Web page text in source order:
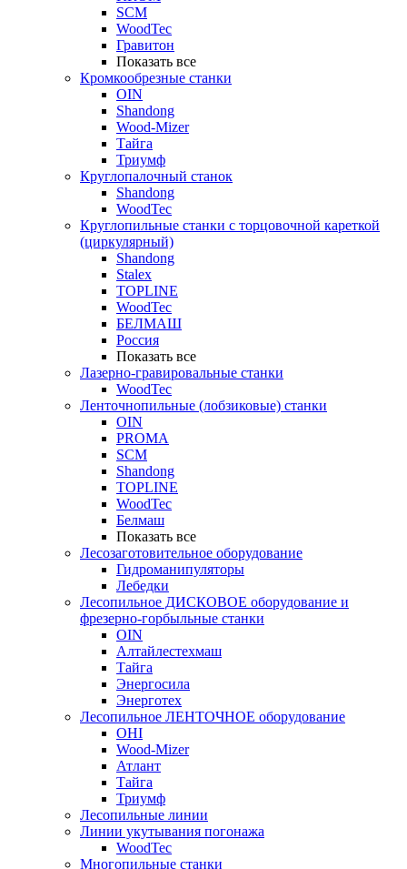
SCM
WoodTec
Гравитон
Показать все
Кромкообрезные станки
OIN
Shandong
Wood-Mizer
Тайга
Триумф
Круглопалочный станок
Shandong
WoodTec
Круглопильные станки с торцовочной кареткой
(циркулярный)
Shandong
Stalex
TOPLINE
WoodTec
БЕЛМАШ
Россия
Показать все
Лазерно-гравировальные станки
WoodTec
Ленточнопильные (лобзиковые) станки
OIN
PROMA
SCM
Shandong
TOPLINE
WoodTec
Белмаш
Показать все
Лесозаготовительное оборудование
Гидроманипуляторы
Лебедки
Лесопильное ДИСКОВОЕ оборудование и
фрезерно-горбыльные станки
OIN
Алтайлестехмаш
Тайга
Энергосила
Энерготех
Лесопильное ЛЕНТОЧНОЕ оборудование
OHI
Wood-Mizer
Атлант
Тайга
Триумф
Лесопильные линии
Линии укутывания погонажа
WoodTec
Многопильные станки